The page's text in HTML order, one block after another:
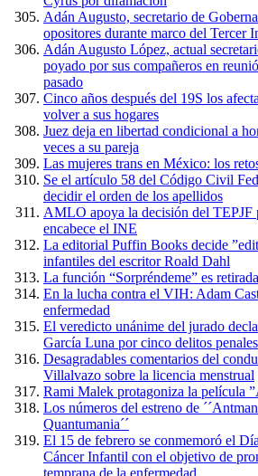
Adán Augusto, secretario de
opositores durante marco del Tercer
Adán Augusto López, actual
poyado por sus compañeros en
pasado
Cinco años después del 19S los
volver a sus hogares
Juez deja en libertad condicional a
veces a su pareja
Las mujeres trans en México: los
Se el artículo 58 del Código Civil
decidir el orden de los apellidos
AMLO apoya la decisión del TEPJF
encabece el INE
La editorial Puffin Books decide
infantiles del escritor Roald Dahl
La función “Sorpréndeme” es
En la lucha contra el VIH: Adam
enfermedad
El veredicto unánime del jurado
García Luna por cinco delitos penales
Desagradables comentarios del
Villalvazo sobre la licencia menstrual
Rami Malek protagoniza la película
Los números del estreno de
Quantumania´´
El 15 de febrero se conmemoró el
Cáncer Infantil con el objetivo de
temprana de la enfermedad